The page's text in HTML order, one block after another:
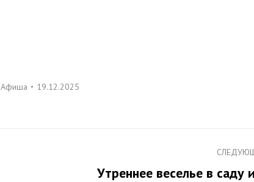
Афиша 19.12.2025
Утреннее веселье в саду